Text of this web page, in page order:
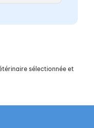
sélectionnée et